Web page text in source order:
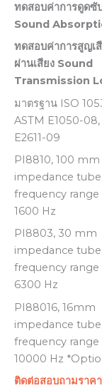
ทดสอบค่าการดูดซั
Sound
ทดสอบค่าการสูญเ
ผ่านเสียง Sound
Transmission
มาตรฐาน ISO
ASTM E1050-08,
E2611-09
PI8810, 100 mm
impedance
frequency range
1600 Hz
PI8803, 30 mm
impedance
frequency range
6300 Hz
PI88016, 16mm
impedance
frequency range
10000 Hz
ติดต่อสอบถามราค